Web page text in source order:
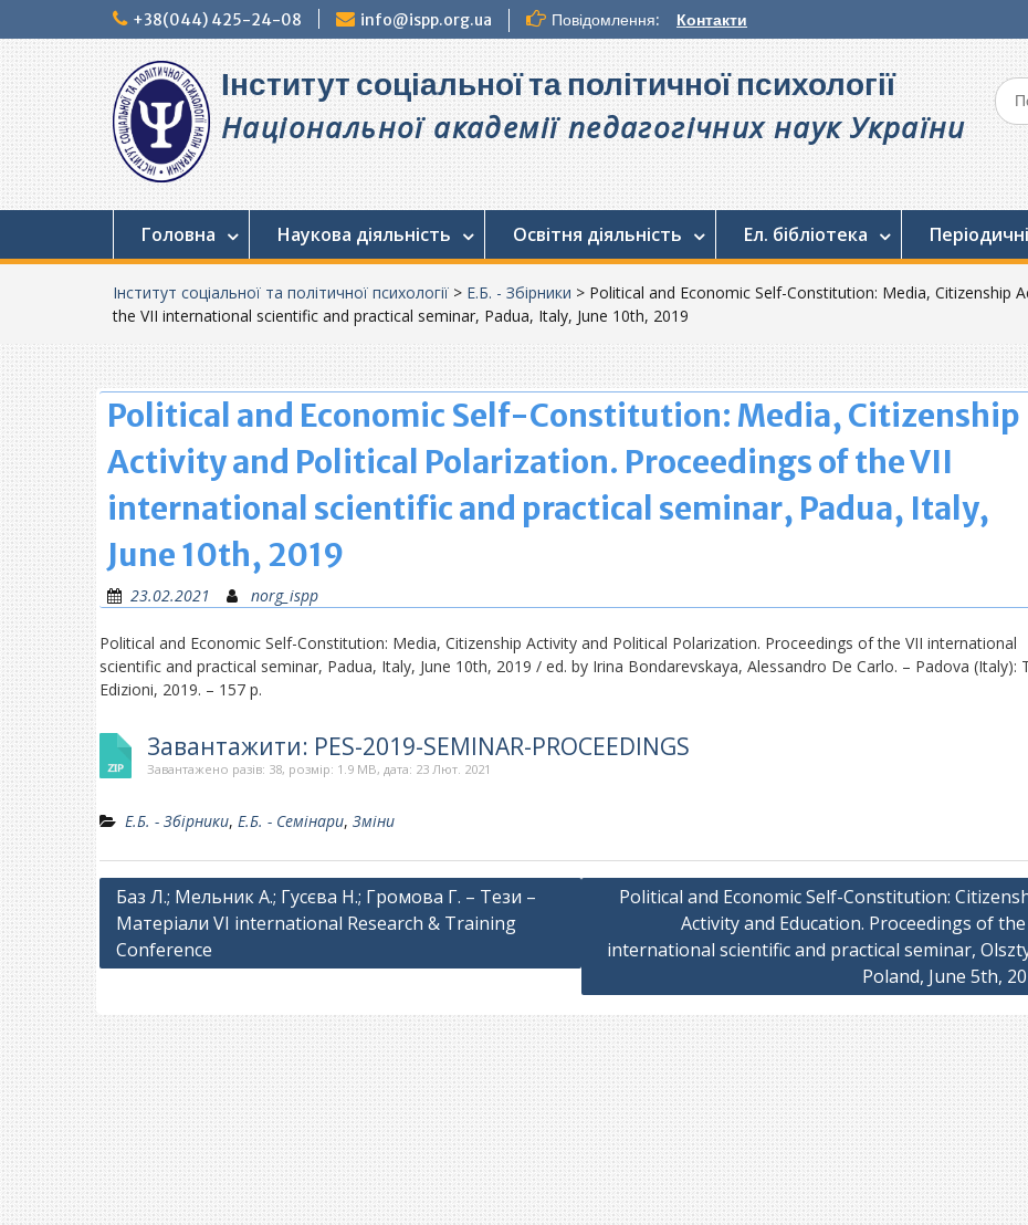
до
+38(044) 425-24-08 info@ispp.org.ua Повідомлення: Контакти
Інститут соціальної та політичної психології
Національної академії педагогічних наук України
Головна Наукова діяльність Освітня діяльність Ел. бібліотека
Інститут соціальної та політичної психології > Е.Б. - Збірники > Political and Economic Self-Constitution: Media, Citizenship
the VII international scientific and practical seminar, Padua, Italy, June 10th, 2019
Political and Economic Self-Constitution: Media, Citizenship
Activity and Political Polarization. Proceedings of the VII
international scientific and practical seminar, Padua, Italy,
June 10th, 2019
23.02.2021 norg_ispp
Political and Economic Self-Constitution: Media, Citizenship Activity and Political Polarization. Proceedings of the VII international
scientific and practical seminar, Padua, Italy, June 10th, 2019 / ed. by Irina Bondarevskaya, Alessandro De Carlo. – Padova (Italy):
Edizioni, 2019. – 157 p.
Завантажити: PES-2019-SEMINAR-PROCEEDINGS
Завантажено разів: 38, розмір: 1.9 MB, дата: 23 Лют. 2021
Е.Б. - Збірники, Е.Б. - Семінари, Зміни
Навігація
записів
Баз Л.; Мельник А.; Гусєва Н.; Громова Г. – Тези –
Матеріали VI international Research & Training
Conference
Political and Economic Self-Constitution:
Activity and Education. Proceedings of the
international scientific and practical seminar,
Poland, June 5th,